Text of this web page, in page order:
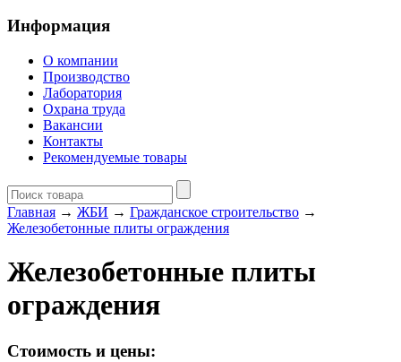
Информация
О компании
Производство
Лаборатория
Охрана труда
Вакансии
Контакты
Рекомендуемые товары
Главная → ЖБИ → Гражданское строительство →
Железобетонные плиты ограждения
Железобетонные плиты
ограждения
Стоимость и цены: